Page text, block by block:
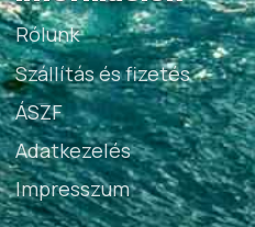
Rólunk
Szállítás és fizetés
ÁSZF
Adatkezelés
Impresszum